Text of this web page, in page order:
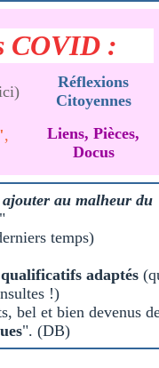
COVID :
Réflexions
Citoyennes
,
Liens, Pièces,
Docus
au malheur du
"
temps)
qualificatifs adaptés
!)
bel et bien devenus
". (DB)